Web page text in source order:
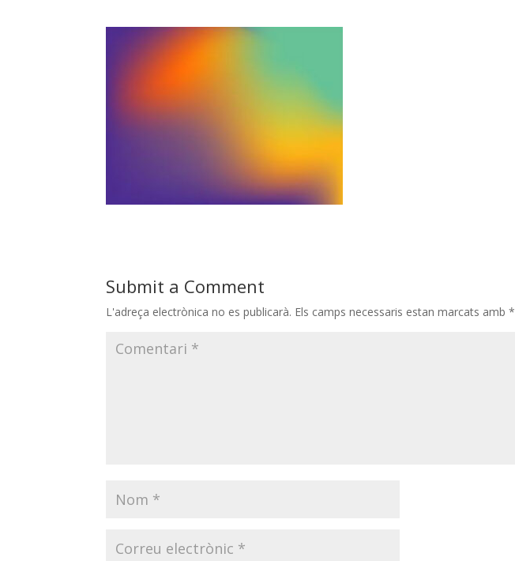
Submit a Comment
L'adreça electrònica no es publicarà. Els camps necessaris estan marcats amb*